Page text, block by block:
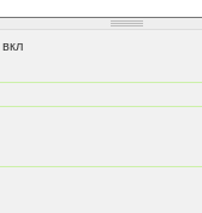
вкл